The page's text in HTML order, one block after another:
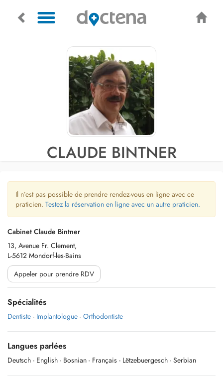
CLAUDE BINTNER
Il n’est pas possible de prendre rendez-vous en ligne avec ce
praticien. Testez la réservation en ligne avec un autre praticien.
Cabinet Claude Bintner
13, Avenue Fr. Clement,
L-5612 Mondorf-les-Bains
Appeler pour prendre RDV
Spécialités
Dentiste - Implantologue - Orthodontiste
Langues parlées
Deutsch - English - Bosnian - Français - Lëtzebuergesch - Serbian